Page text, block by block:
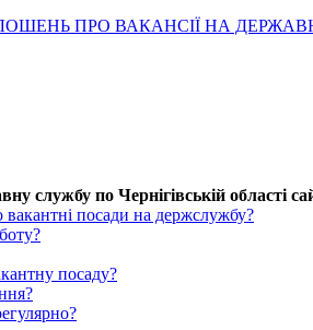
ПРО ВАКАНСІЇ НА
службу по Чернігівській області
посади на держслужбу?
посаду?